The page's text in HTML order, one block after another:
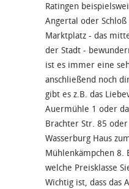
Ratingen
Angertal oder
Marktplatz - das
der Stadt -
ist es immer eine
anschließend noch
gibt es z.B. das
Auermühle 1 oder
Brachter Str. 85
Wasserburg Haus
Mühlenkämpchen 8.
welche Preisklasse
Wichtig ist, dass das